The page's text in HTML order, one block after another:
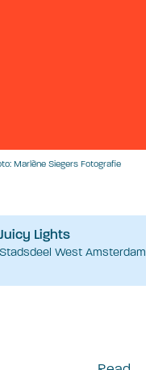
Marlène Siegers Fotografie
Juicy Lights
Stadsdeel West Amsterdam